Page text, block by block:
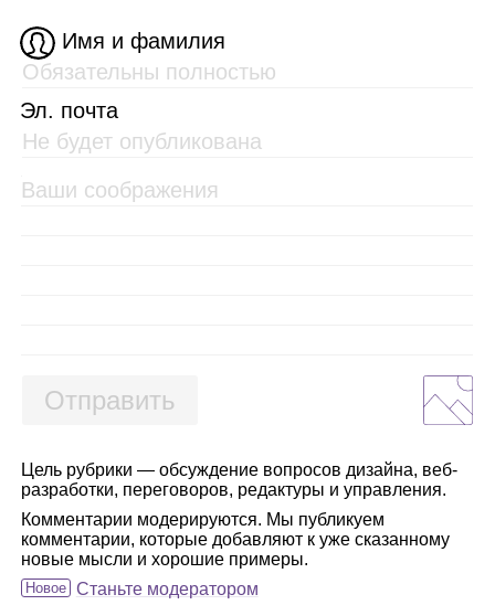
Имя и фамилия
Эл. почта
Отправить
Цель рубрики — обсуждение вопросов дизайна, веб-
разработки, переговоров, редактуры и управления.
Комментарии модерируются. Мы публикуем
комментарии, которые добавляют к уже сказанному
новые мысли и хорошие примеры.
Новое Станьте модератором